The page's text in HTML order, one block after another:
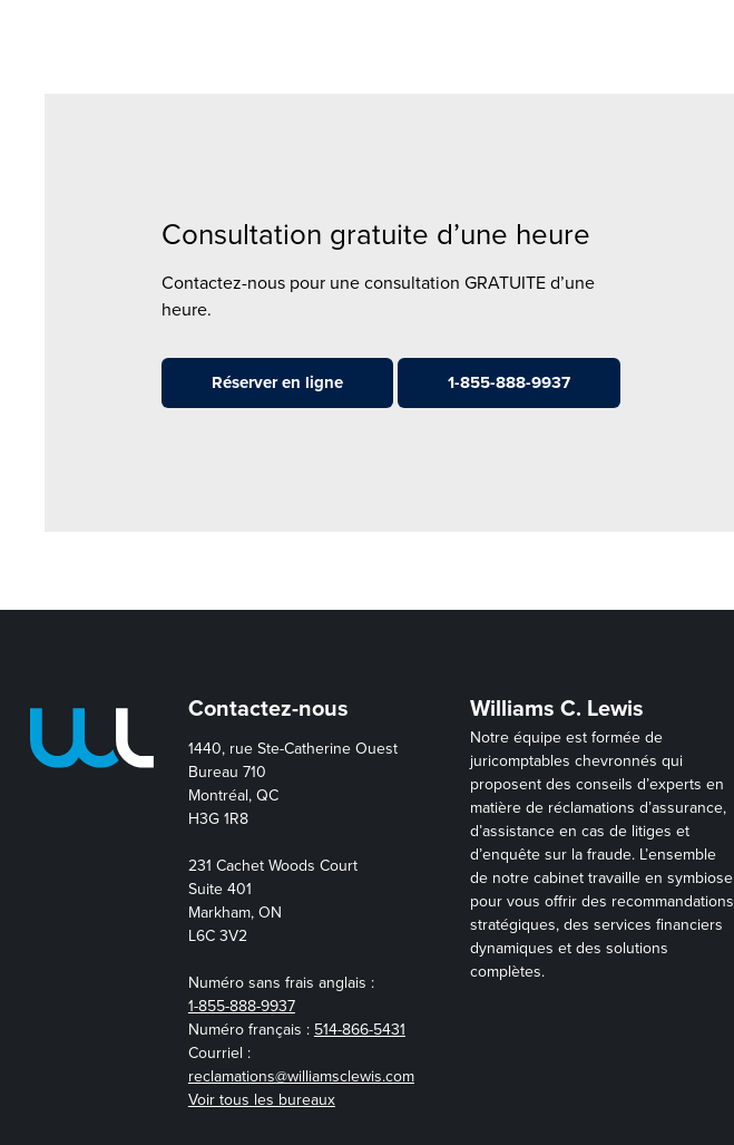
Consultation gratuite d’une heure
Contactez-nous pour une consultation GRATUITE d’une
heure.
Réserver en ligne 1-855-888-9937
Contactez-nous
1440, rue Ste-Catherine Ouest
Bureau 710
Montréal, QC
H3G 1R8
231 Cachet Woods Court
Suite 401
Markham, ON
L6C 3V2
Numéro sans frais anglais :
1-855-888-9937
Numéro français : 514-866-5431
Courriel :
reclamations@williamsclewis.com
Voir tous les bureaux
Williams C. Lewis
Notre équipe est formée de
juricomptables chevronnés qui
proposent des conseils d’experts en
matière de réclamations d’assurance,
d’assistance en cas de litiges et
d’enquête sur la fraude. L’ensemble
de notre cabinet travaille en symbiose
pour vous offrir des recommandations
stratégiques, des services financiers
dynamiques et des solutions
complètes.